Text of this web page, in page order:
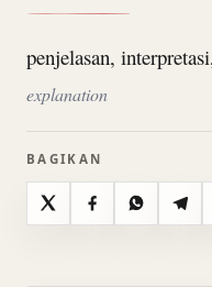
penjelasan,
explanation
BAGIKAN
X FacebookWhatsApp